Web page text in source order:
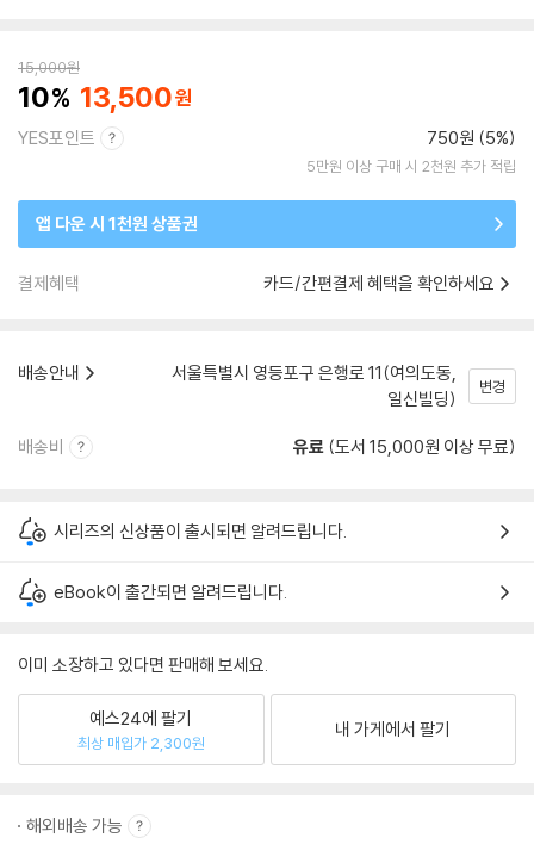
15,000원
10 13,500
YES포인트 750원 (5%)
5만원 이상 구매 시 2천원 추가 적립
앱 다운 시 1천원 상품권
결제혜택 카드/간편결제 혜택을 확인하세요
배송안내
서울특별시 영등포구 은행로 11(여의도동,
일신빌딩)
변경
배송비 유료 (도서 15,000원 이상 무료)
시리즈의 신상품이 출시되면 알려드립니다.
eBook이 출간되면 알려드립니다.
이미 소장하고 있다면 판매해 보세요.
예스24에 팔기
최상 매입가 2,300원
내 가게에서 팔기
해외배송 가능